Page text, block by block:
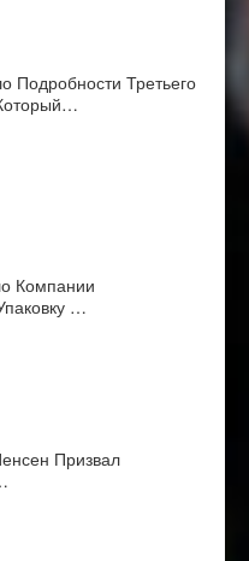
Подробности Третьего
Компании
…
Призвал